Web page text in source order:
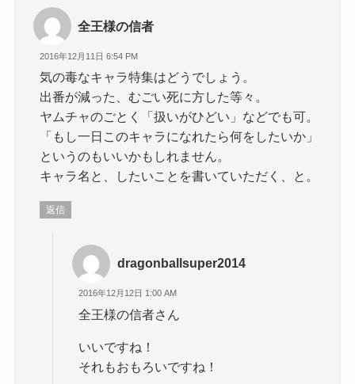
全王様の信者
2016年12月11日 6:54 PM
気の毒なキャラ特集はどうでしょう。
出番が減った、むごい死に方した等々。
ヤムチャのごとく「扱いがひどい」などでも可。
「もし一日このキャラになれたら何をしたいか」
というのもいいかもしれません。
キャラ名と、したいことを書いていただく、と。
返信
dragonballsuper2014
2016年12月12日 1:00 AM
全王様の信者さん
いいですね！
それもおもろいですね！